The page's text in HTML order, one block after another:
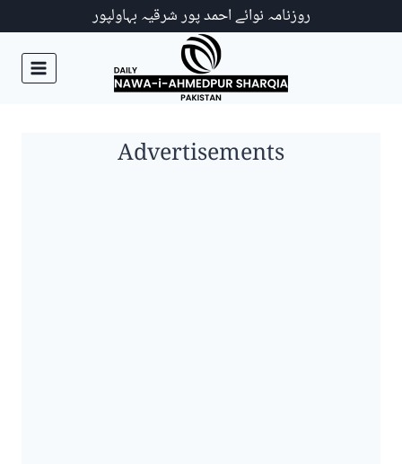
روزنامہ نوائے احمد پور شرقیہ بہاولپور
Advertisements